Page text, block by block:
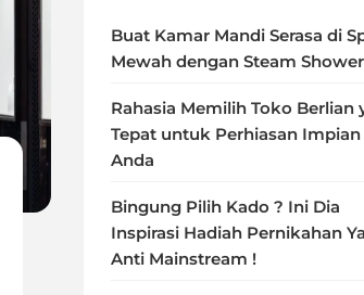
Buat Kamar Mandi Serasa di
Mewah dengan Steam Shower
Rahasia Memilih Toko Berlian
Tepat untuk Perhiasan Impian
Anda
Bingung Pilih Kado ? Ini Dia
Inspirasi Hadiah Pernikahan
Anti Mainstream !